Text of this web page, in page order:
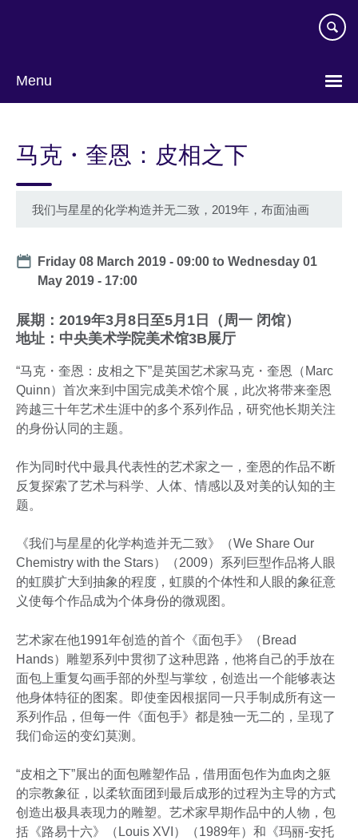
Menu
language
马克・奎恩：皮相之下
我们与星星的化学构造并无二致，2019年，布面油画
Date
Friday 08 March 2019 - 09:00 toWednesday 01
May 2019 - 17:00
展期：2019年3月8日至5月1日（周一 闭馆）
地址：中央美术学院美术馆3B展厅
“马克・奎恩：皮相之下”是英国艺术家马克・奎恩（Marc
Quinn）首次来到中国完成美术馆个展，此次将带来奎恩
跨越三十年艺术生涯中的多个系列作品，研究他长期关注
的身份认同的主题。
作为同时代中最具代表性的艺术家之一，奎恩的作品不断
反复探索了艺术与科学、人体、情感以及对美的认知的主
题。
《我们与星星的化学构造并无二致》（We Share Our
Chemistry with the Stars）（2009）系列巨型作品将人眼
的虹膜扩大到抽象的程度，虹膜的个体性和人眼的象征意
义使每个作品成为个体身份的微观图。
艺术家在他1991年创造的首个《面包手》（Bread
Hands）雕塑系列中贯彻了这种思路，他将自己的手放在
面包上重复勾画手部的外型与掌纹，创造出一个能够表达
他身体特征的图案。即使奎因根据同一只手制成所有这一
系列作品，但每一件《面包手》都是独一无二的，呈现了
我们命运的变幻莫测。
“皮相之下”展出的面包雕塑作品，借用面包作为血肉之躯
的宗教象征，以柔软面团到最后成形的过程为主导的方式
创造出极具表现力的雕塑。艺术家早期作品中的人物，包
括《路易十六》（Louis XVI）（1989年）和《玛丽-安托